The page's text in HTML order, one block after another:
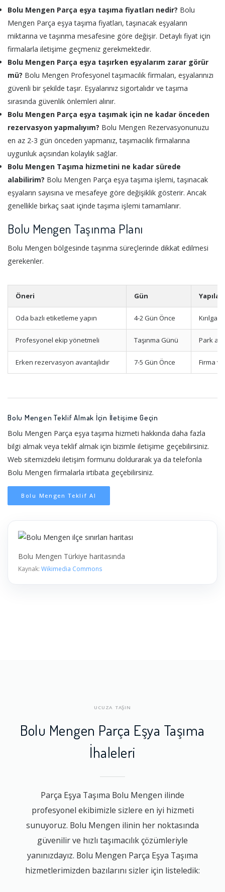
Bolu Mengen Parça eşya taşıma fiyatları nedir? Bolu
Mengen Parça eşya taşıma fiyatları, taşınacak eşyaların
miktarına ve taşınma mesafesine göre değişir. Detaylı fiyat için
firmalarla iletişime geçmeniz gerekmektedir.
Bolu Mengen Parça eşya taşırken eşyalarım zarar görür
mü? Bolu Mengen Profesyonel taşımacılık firmaları, eşyalarınızı
güvenli bir şekilde taşır. Eşyalarınız sigortalıdır ve taşıma
sırasında güvenlik önlemleri alınır.
Bolu Mengen Parça eşya taşımak için ne kadar önceden
rezervasyon yapmalıyım? Bolu Mengen Rezervasyonunuzu
en az 2-3 gün önceden yapmanız, taşımacılık firmalarına
uygunluk açısından kolaylık sağlar.
Bolu Mengen Taşıma hizmetini ne kadar sürede
alabilirim? Bolu Mengen Parça eşya taşıma işlemi, taşınacak
eşyaların sayısına ve mesafeye göre değişiklik gösterir. Ancak
genellikle birkaç saat içinde taşıma işlemi tamamlanır.
Bolu Mengen Taşınma Planı
Bolu Mengen bölgesinde taşınma süreçlerinde dikkat edilmesi
gerekenler.
Öneri Gün
Oda bazlı etiketleme yapın 4-2 Gün Önce
Profesyonel ekip yönetmeli Taşınma Günü Park
Erken rezervasyon avantajlıdır 7-5 Gün Önce Firma
Bolu Mengen Teklif Almak İçin İletişime Geçin
Bolu Mengen Parça eşya taşıma hizmeti hakkında daha fazla
bilgi almak veya teklif almak için bizimle iletişime geçebilirsiniz.
Web sitemizdeki iletişim formunu doldurarak ya da telefonla
Bolu Mengen firmalarla irtibata geçebilirsiniz.
Bolu Mengen Teklif Al
Bolu Mengen Türkiye haritasında
Kaynak: Wikimedia Commons
UCUZA TAŞIN
Bolu Mengen Parça Eşya Taşıma
İhaleleri
Parça Eşya Taşıma Bolu Mengen ilinde
profesyonel ekibimizle sizlere en iyi hizmeti
sunuyoruz. Bolu Mengen ilinin her noktasında
güvenilir ve hızlı taşımacılık çözümleriyle
yanınızdayız. Bolu Mengen Parça Eşya Taşıma
hizmetlerimizden bazılarını sizler için listeledik: